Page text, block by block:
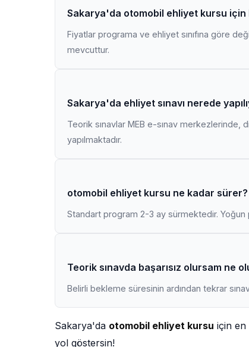
Sakarya'da otomobil ehliyet kursu
Fiyatlar programa ve ehliyet sınıfına göre
mevcuttur.
Sakarya'da ehliyet sınavı nerede
Teorik sınavlar MEB e-sınav merkezlerinde,
yapılmaktadır.
otomobil ehliyet kursu ne kadar sürer?
Standart program 2-3 ay sürmektedir. Yoğun
Teorik sınavda başarısız olursam ne
Belirli bekleme süresinin ardından tekrar
Sakarya'da otomobil ehliyet kursu için en
yol göstersin!